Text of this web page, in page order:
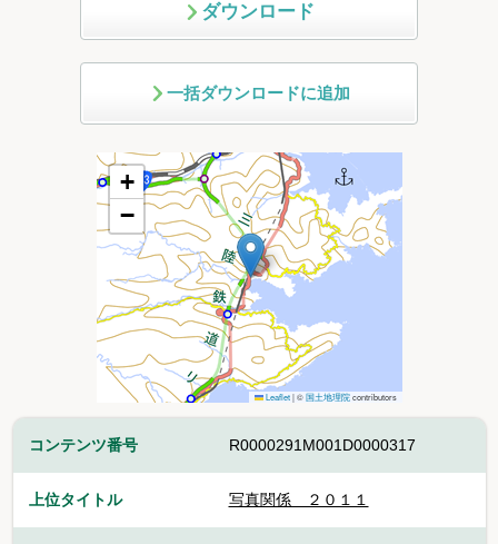
ダウンロード
一括ダウンロードに追加
+
−
Leaflet |©国土地理院contributors
コンテンツ番号 R0000291M001D0000317
上位タイトル 写真関係 ２０１１